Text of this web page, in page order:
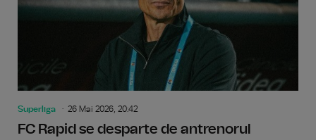
Superliga 26 Mai 2026, 20:42
FC Rapid se desparte de antrenorul